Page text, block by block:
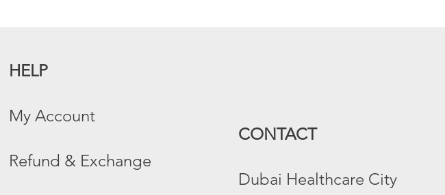
HELP
My Account
Refund & Exchange​
CONTACT
Dubai Healthcare City